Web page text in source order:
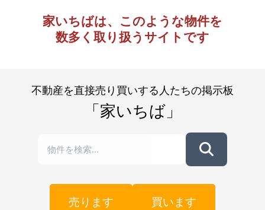
家いちばは、このような物件を
数多く取り扱うサイトです
不動産を直接売り買いする人たちの掲示板
「家いちば」
売ります 買います